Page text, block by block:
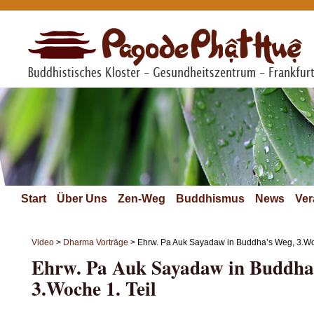
Start Über Uns Zen-Weg Buddhismus News
Video > Dharma Vorträge > Ehrw. Pa Auk Sayadaw in Buddha’s Weg,
Ehrw. Pa Auk Sayadaw in
3.Woche 1. Teil